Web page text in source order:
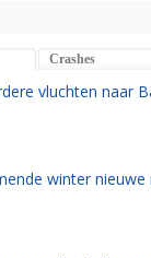
Crashes
vluchten naar
winter